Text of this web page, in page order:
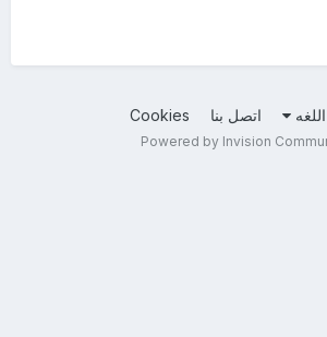
اتصل بنا Cookies
Powered by Invision